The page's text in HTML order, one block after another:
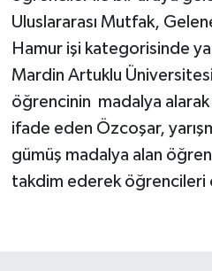
Uluslararası Mutfak,
Hamur işi kategorisinde
Mardin Artuklu
öğrencinin madalya
ifade eden Özcoşar,
gümüş madalya alan
takdim ederek